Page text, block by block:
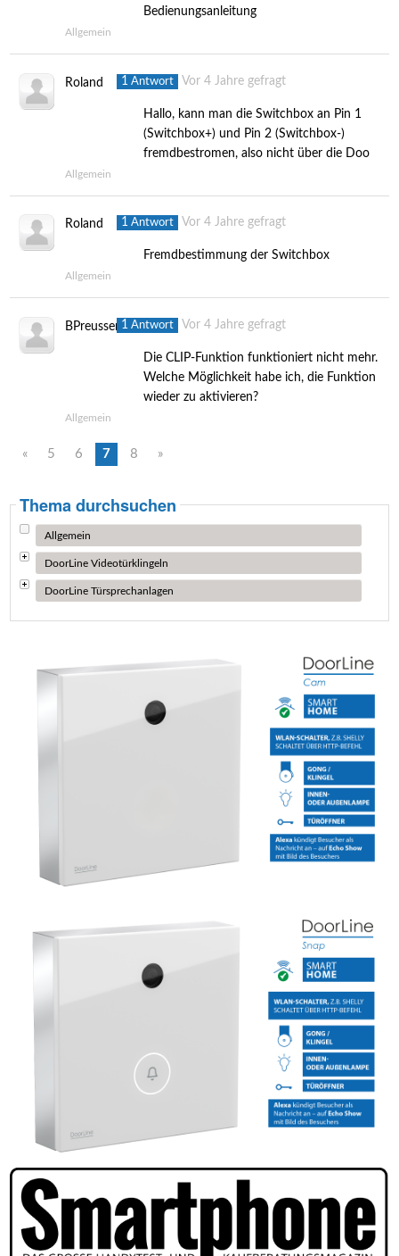
Bedienungsanleitung
Allgemein
Roland
Hallo, kann man die Switchbox an Pin 1
(Switchbox+) und Pin 2 (Switchbox-)
fremdbestromen, also nicht über die Doo
Vor 4 Jahre gefragt
1 Antwort
Allgemein
Roland
Fremdbestimmung der Switchbox
Vor 4 Jahre gefragt
1Antwort
Allgemein
BPreusser
Die CLIP-Funktion funktioniert nicht mehr.
Welche Möglichkeit habe ich, die Funktion
wieder zu aktivieren?
Vor 4 Jahre gefragt
1 Antwort
Allgemein
« 5 6 7 8 »
Thema durchsuchen
Allgemein
DoorLine Videotürklingeln
DoorLine Türsprechanlagen